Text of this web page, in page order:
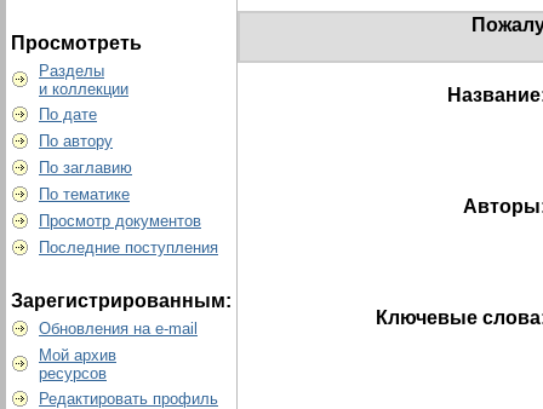
Просмотреть
Разделы
и коллекции
По дате
По автору
По заглавию
По тематике
Просмотр документов
Последние поступления
Зарегистрированным:
Обновления на e-mail
Мой архив
ресурсов
Редактировать профиль
Ключевые